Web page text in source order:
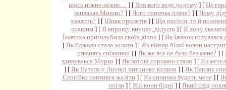
щось ніжне-ніжне… ] [ Хто кого веде додому ] [ Це
заплакав Мишко? ] [ Чого синичка плаче? ] [ Чому
хвалить? ] [ Шпак прилетів ] [ Що посієш, те й пожнеш
кращим ] [ Я вирощу внучку, дідусю ] [ Я хочу
Їжачиха приголубила своїх діток ] [ Як Їжачок готувався
[ Як бджола стала золота] [ Як вівчар білої вовни настриг
дзвенять сніжинки ] [ Як же все це було без мене? ] [
здивувався Мурко ] [ Як котові соромно стало ] [ Як
] [ Як Наталя у Лисиці хитринку купила ] [ Як Павлик
Сергійко навчився жаліти] [ Як синичка будить мене] [
поїли] [ Які вони бідні ] [ Який слід